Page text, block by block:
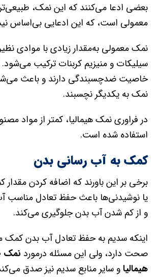
بعضی ادعا می‌کنند که این نمک،
معمولی است، که این ادعایی بی‌اساس
نمک معمولی به‌مقدار زیادی با موادی
سیلیکات و منیزیم کربنات ترکیب می‌شود.
خاصیت ضد‌چسبندگی دارند و باعث
نمک به‌ یکدیگر نچسبند.
در فراوری نمک هیمالیا، کمتر از مواد
استفاده شده است.
کمک به آب رسانی بدن
برخی بر این باورند که اضافه کردن
یا نوشیدنی‌ها باعث حفظ تعادل
و از کم شدن آب بدن جلوگیری می‌کند.
اینکه سدیم به حفظ تعادل آب بدن کمک
صحت دارد، ولی این مسئله درمورد نمک‌
هیمالیاو سایر منابع سدیم نیز صدق